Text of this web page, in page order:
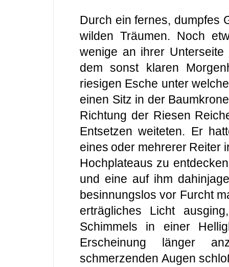
Durch ein fernes, dumpfes
wilden Träumen. Noch
wenige an ihrer
dem sonst klaren
riesigen Esche unter
einen Sitz in der
Richtung der Riesen
Entsetzen weiteten. Er
eines oder mehrerer Reiter
Hochplateaus zu
und eine auf ihm
besinnungslos vor Furcht
erträgliches Licht
Schimmels in einer
Erscheinung länger
schmerzenden Augen